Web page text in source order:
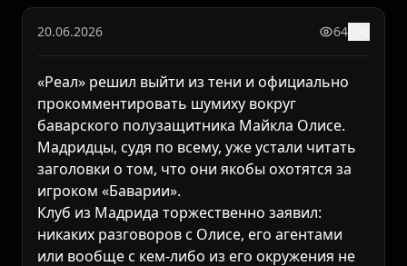
20.06.2026 64
«Реал» решил выйти из тени и официально
прокомментировать шумиху вокруг
баварского полузащитника Майкла Олисе.
Мадридцы, судя по всему, уже устали читать
заголовки о том, что они якобы охотятся за
игроком «Баварии».
Клуб из Мадрида торжественно заявил:
никаких разговоров с Олисе, его агентами
или вообще с кем-либо из его окружения не